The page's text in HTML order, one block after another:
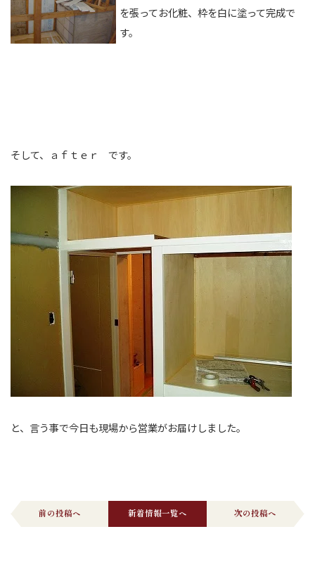
を張ってお化粧、枠を白に塗って完成で
す。
そして、ａｆｔｅｒ です。
と、言う事で今日も現場から営業がお届けしました。
前の投稿へ 新着情報一覧へ 次の投稿へ